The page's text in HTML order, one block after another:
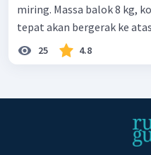
miring. Massa balok 8 kg,
tepat akan bergerak ke
25 4.8